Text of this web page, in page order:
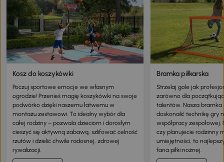
Kosz do koszykówki
Poczuj sportowe emocje we własnym
ogrodzie! Przenieś magię koszykówki na swoje
podwórko dzięki naszemu łatwemu w
montażu zestawowi. To idealny wybór dla
całej rodziny – pozwala dzieciom i dorosłym
cieszyć się aktywną zabawą, szlifować celność
rzutów i dzielić chwile radosnej, zdrowej
rywalizacji.
Bramka piłkarska
Strzelaj gole jak
zarówno dla
talentów. Nasza
doskonalić technikę gry
współpracy
czy planujecie rodzinny
umiejętności, to
fana piłki nożnej.